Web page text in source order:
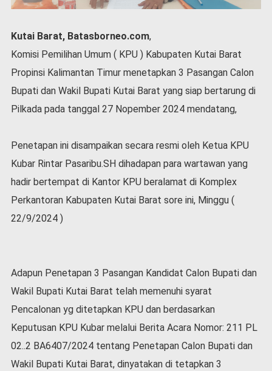
i
n
a
h
S
e
m
n
i
l
a
r
a
a
O
p
Kutai Barat, Batasborneo.com,
Komisi Pemilihan Umum ( KPU ) Kabupaten Kutai Barat
Propinsi Kalimantan Timur menetapkan 3 Pasangan Calon
Bupati dan Wakil Bupati Kutai Barat yang siap bertarung di
Pilkada pada tanggal 27 Nopember 2024 mendatang,
Penetapan ini disampaikan secara resmi oleh Ketua KPU
Kubar Rintar Pasaribu.SH dihadapan para wartawan yang
hadir bertempat di Kantor KPU beralamat di Komplex
Perkantoran Kabupaten Kutai Barat sore ini, Minggu (
22/9/2024 )
Adapun Penetapan 3 Pasangan Kandidat Calon Bupati dan
Wakil Bupati Kutai Barat telah memenuhi syarat
Pencalonan yg ditetapkan KPU dan berdasarkan
Keputusan KPU Kubar melalui Berita Acara Nomor: 211 PL
02..2 BA6407/2024 tentang Penetapan Calon Bupati dan
Wakil Bupati Kutai Barat, dinyatakan di tetapkan 3